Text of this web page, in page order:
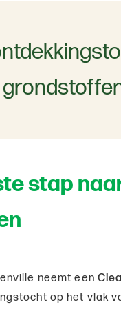
stap
neemt een
op het vlak